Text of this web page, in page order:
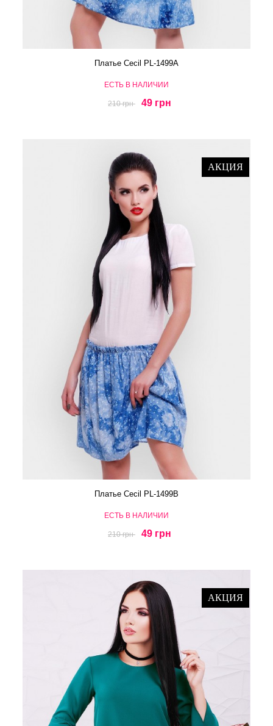
Платье Cecil PL-1499A
ЕСТЬ В НАЛИЧИИ
210 грн 49 грн
АКЦИЯ
Платье Cecil PL-1499B
ЕСТЬ В НАЛИЧИИ
210 грн 49 грн
АКЦИЯ